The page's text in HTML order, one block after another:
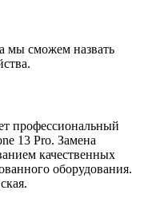
мы сможем назвать
профессиональный
13 Pro. Замена
качественных
оборудования.